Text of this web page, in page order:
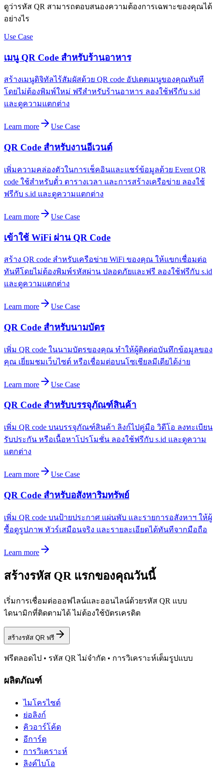
ดูว่ารหัส QR สามารถตอบสนองความต้องการเฉพาะของคุณได้
อย่างไร
Use Case
เมนู QR Code สำหรับร้านอาหาร
สร้างเมนูดิจิทัลไร้สัมผัสด้วย QR code อัปเดตเมนูของคุณทันที
โดยไม่ต้องพิมพ์ใหม่ ฟรีสำหรับร้านอาหาร ลองใช้ฟรีกับ s.id
และดูความแตกต่าง
Learn more Use Case
QR Code สำหรับงานอีเวนต์
เพิ่มความคล่องตัวในการเช็คอินและแชร์ข้อมูลด้วย Event QR
code ใช้สำหรับตั๋ว ตารางเวลา และการสร้างเครือข่าย ลองใช้
ฟรีกับ s.id และดูความแตกต่าง
Learn more Use Case
เข้าใช้ WiFi ผ่าน QR Code
สร้าง QR code สำหรับเครือข่าย WiFi ของคุณ ให้แขกเชื่อมต่อ
ทันทีโดยไม่ต้องพิมพ์รหัสผ่าน ปลอดภัยและฟรี ลองใช้ฟรีกับ s.id
และดูความแตกต่าง
Learn more Use Case
QR Code สำหรับนามบัตร
เพิ่ม QR code ในนามบัตรของคุณ ทำให้ผู้ติดต่อบันทึกข้อมูลของ
คุณ เยี่ยมชมเว็บไซต์ หรือเชื่อมต่อบนโซเชียลมีเดียได้ง่าย
Learn more Use Case
QR Code สำหรับบรรจุภัณฑ์สินค้า
เพิ่ม QR code บนบรรจุภัณฑ์สินค้า ลิงก์ไปคู่มือ วิดีโอ ลงทะเบียน
รับประกัน หรือเนื้อหาโปรโมชั่น ลองใช้ฟรีกับ s.id และดูความ
แตกต่าง
Learn more Use Case
QR Code สำหรับอสังหาริมทรัพย์
เพิ่ม QR code บนป้ายประกาศ แผ่นพับ และรายการอสังหาฯ ให้ผู้
ซื้อดูรูปภาพ ทัวร์เสมือนจริง และรายละเอียดได้ทันทีจากมือถือ
Learn more
สร้างรหัส QR แรกของคุณวันนี้
เริ่มการเชื่อมต่อออฟไลน์และออนไลน์ด้วยรหัส QR แบบ
ไดนามิกที่ติดตามได้ ไม่ต้องใช้บัตรเครดิต
สร้างรหัส QR ฟรี
ฟรีตลอดไป • รหัส QR ไม่จำกัด • การวิเคราะห์เต็มรูปแบบ
ผลิตภัณฑ์
ไมโครไซต์
ย่อลิงก์
คิวอาร์โค้ด
อีการ์ด
การวิเคราะห์
ลิงค์ไบโอ